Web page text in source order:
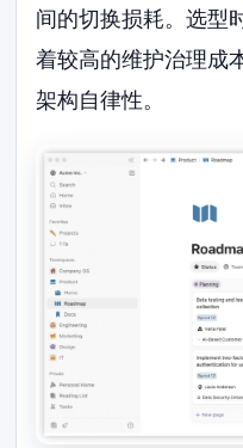
间的切换损耗。选型
着较高的维护治理成
架构自律性。